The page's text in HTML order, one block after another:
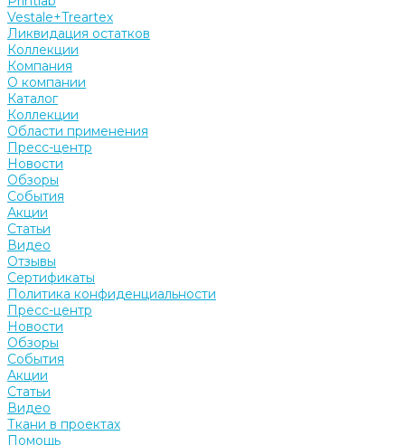
Vestale+Treartex
Ликвидация остатков
Коллекции
Компания
О компании
Каталог
Коллекции
Области применения
Пресс-центр
Новости
Обзоры
События
Акции
Статьи
Видео
Отзывы
Сертификаты
Политика конфиденциальности
Пресс-центр
Новости
Обзоры
События
Акции
Статьи
Видео
Ткани в проектах
Помощь